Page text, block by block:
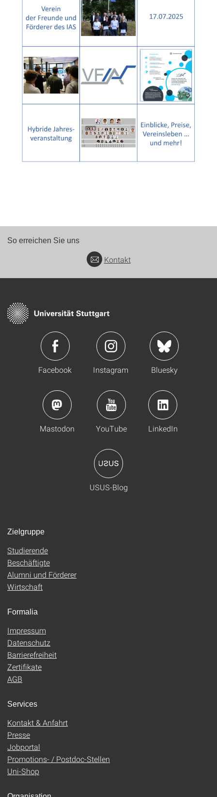
So erreichen Sie uns
Kontakt
Facebook Instagram Bluesky
Mastodon YouTube LinkedIn
USUS-Blog
Zielgruppe
Studierende
Beschäftigte
Alumni und Förderer
Wirtschaft
Formalia
Impressum
Datenschutz
Barrierefreiheit
Zertifikate
AGB
Services
Kontakt & Anfahrt
Presse
Jobportal
Promotions- / Postdoc-Stellen
Uni-Shop